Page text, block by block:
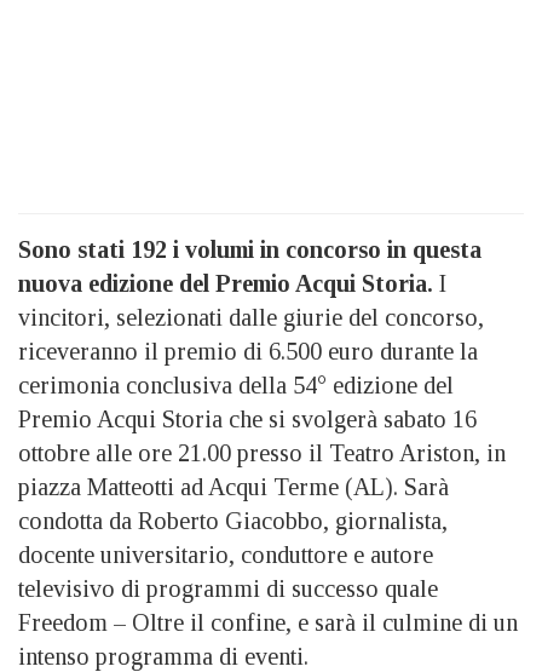
Sono stati 192 i volumi in concorso in questa
nuova edizione del Premio Acqui Storia. I
vincitori, selezionati dalle giurie del concorso,
riceveranno il premio di 6.500 euro durante la
cerimonia conclusiva della 54° edizione del
Premio Acqui Storia che si svolgerà sabato 16
ottobre alle ore 21.00 presso il Teatro Ariston, in
piazza Matteotti ad Acqui Terme (AL). Sarà
condotta da Roberto Giacobbo, giornalista,
docente universitario, conduttore e autore
televisivo di programmi di successo quale
Freedom – Oltre il confine, e sarà il culmine di un
intenso programma di eventi.